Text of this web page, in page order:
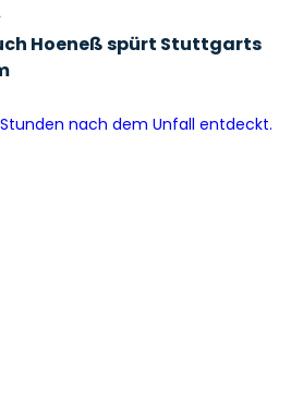
Hoeneß spürt Stuttgarts